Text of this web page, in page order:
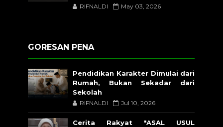
RIFNALDI May 03, 2026
GORESAN PENA
Pendidikan Karakter Dimulai dari
Rumah, Bukan Sekadar dari
Sekolah
RIFNALDI Jul 10, 2026
Cerita Rakyat "ASAL USUL